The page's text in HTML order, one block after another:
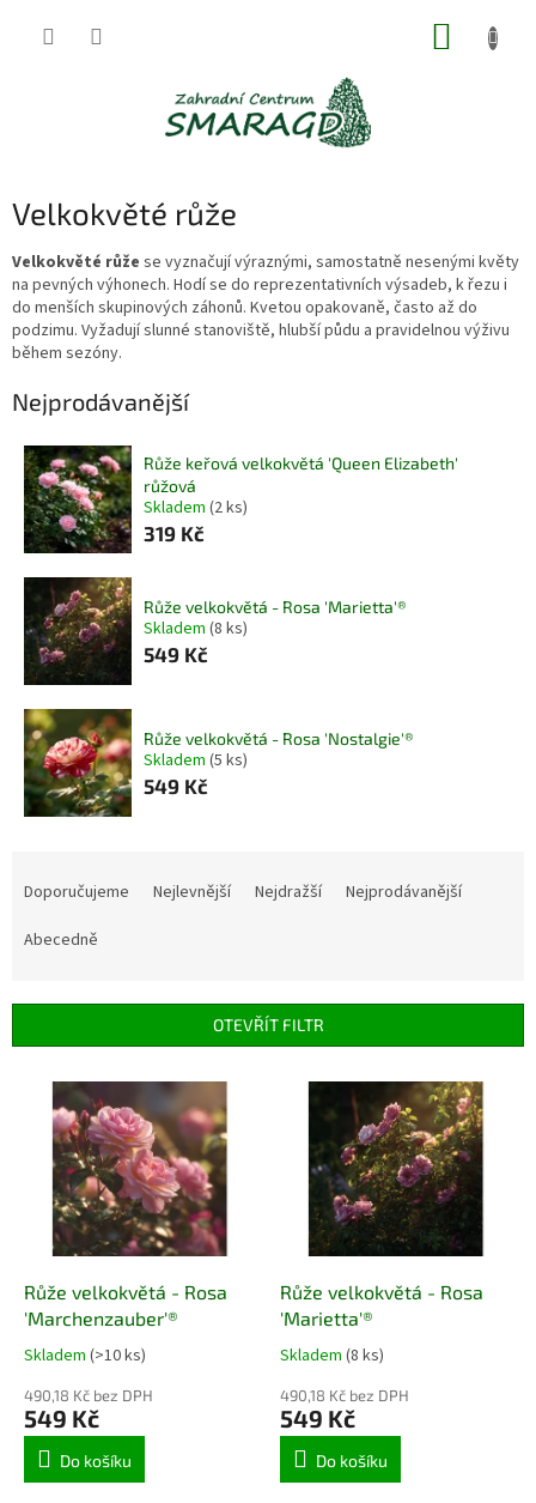
Velkokvěté růže
Velkokvěté růže se vyznačují výraznými, samostatně nesenými květy
na pevných výhonech. Hodí se do reprezentativních výsadeb, k řezu i
do menších skupinových záhonů. Kvetou opakovaně, často až do
podzimu. Vyžadují slunné stanoviště, hlubší půdu a pravidelnou výživu
během sezóny.
Nejprodávanější
Růže keřová velkokvětá 'Queen Elizabeth'
růžová
Skladem (2 ks)
319 Kč
Růže velkokvětá - Rosa 'Marietta'®
Skladem (8 ks)
549 Kč
Růže velkokvětá - Rosa 'Nostalgie'®
Skladem (5 ks)
549 Kč
r
Doporučujeme Nejlevnější Nejdražší
Nejprodávanější
Abecedně
OTEVŘÍT FILTR
Růže velkokvětá - Rosa
'Marchenzauber'®
Skladem (>10 ks)
490,18 Kč bez DPH
549 Kč
Do košíku
Růže velkokvětá - Rosa
'Marietta'®
Skladem (8 ks)
490,18 Kč bez DPH
549 Kč
Do košíku